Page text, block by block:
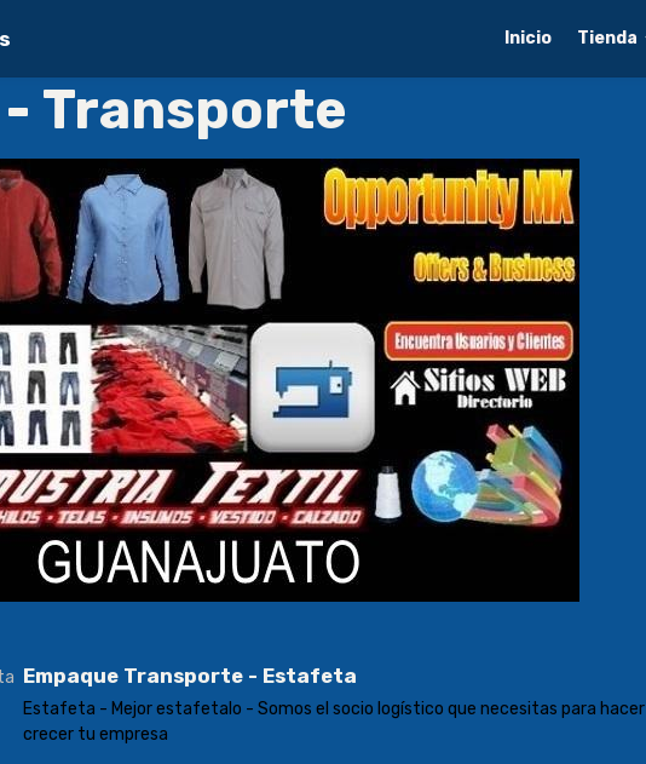
Inicio Tienda
- Transporte
Empaque Transporte - Estafeta
Estafeta - Mejor estafetalo - Somos el socio logístico que necesitas para hacer
crecer tu empresa